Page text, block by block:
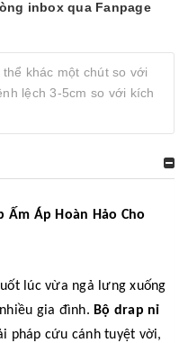
inbox qua Fanpage
khác một chút so với
lệch 3-5cm so với kích
Áp Hoàn Hảo Cho
lúc vừa ngả lưng xuống
gia đình. Bộ drap nỉ
pháp cứu cánh tuyệt vời,